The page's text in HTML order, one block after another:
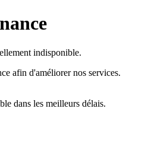
indisponible.
afin d'améliorer nos services.
dans les meilleurs délais.